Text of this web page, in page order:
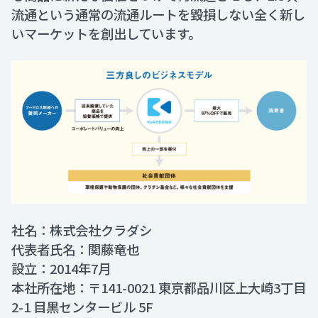
流通という通常の流通ルートを毀損しない全く新し
いマーケットを創出しています。
社名：株式会社クラダシ
代表者氏名：関藤竜也
設立：2014年7月
本社所在地：〒141-0021 東京都品川区上大崎3丁目
2-1 目黒センタービル 5F